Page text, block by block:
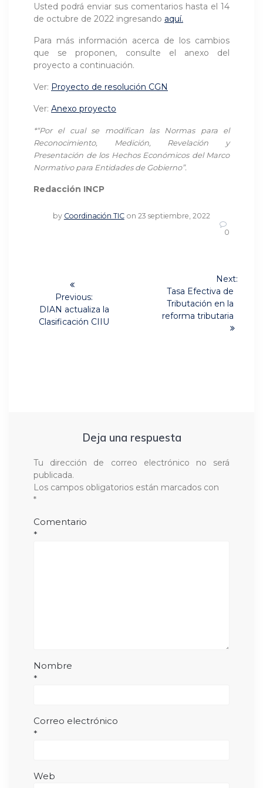
Usted podrá enviar sus comentarios hasta el 14
de octubre de 2022 ingresando aquí.
Para más información acerca de los cambios
que se proponen, consulte el anexo del
proyecto a continuación.
Ver: Proyecto de resolución CGN
Ver: Anexo proyecto
*“Por el cual se modifican las Normas para el
Reconocimiento, Medición, Revelación y
Presentación de los Hechos Económicos del Marco
Normativo para Entidades de Gobierno”.
Redacción INCP
by Coordinación TIC on 23 septiembre, 2022
0
entradas
Previous:
Previous
post:
DIAN actualiza la
Clasificación CIIU
Next:
Tasa Efectiva de
Tributación en la
reforma tributaria
Deja una respuesta
Tu dirección de correo electrónico no será
publicada.
Los campos obligatorios están marcados con
*
Comentario
*
Nombre
*
Correo electrónico
*
Web